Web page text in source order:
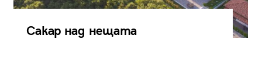
Сакар над нещата